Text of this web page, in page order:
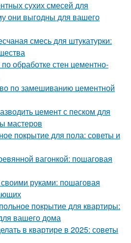
сухих смесей для
они выгодны для вашего
смесь для штукатурки:
обработке стен цементно-
по замешиванию цементной
цемент с песком для
мастеров
покрытие для пола: советы и
вагонкой: пошаговая
своими руками: пошаговая
покрытие для квартиры:
вашего дома
в квартире в 2025: советы